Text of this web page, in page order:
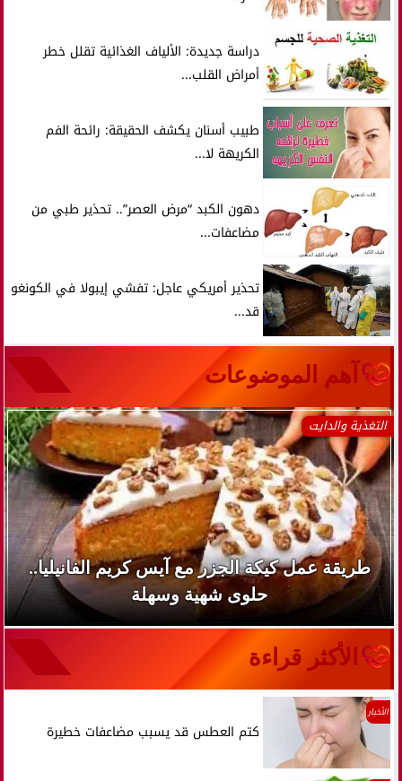
دراسة جديدة: الألياف الغذائية تقلل خطر
أمراض القلب...
طبيب أسنان يكشف الحقيقة: رائحة الفم
الكريهة لا...
دهون الكبد “مرض العصر”.. تحذير طبي من
مضاعفات...
تحذير أمريكي عاجل: تفشي إيبولا في الكونغو
قد...
آهم الموضوعات
التغذية والدايت
طريقة عمل كيكة الجزر مع آيس كريم الفانيليا..
حلوى شهية وسهلة
الأكثر قراءة
الأخبار
كتم العطس قد يسبب مضاعفات خطيرة